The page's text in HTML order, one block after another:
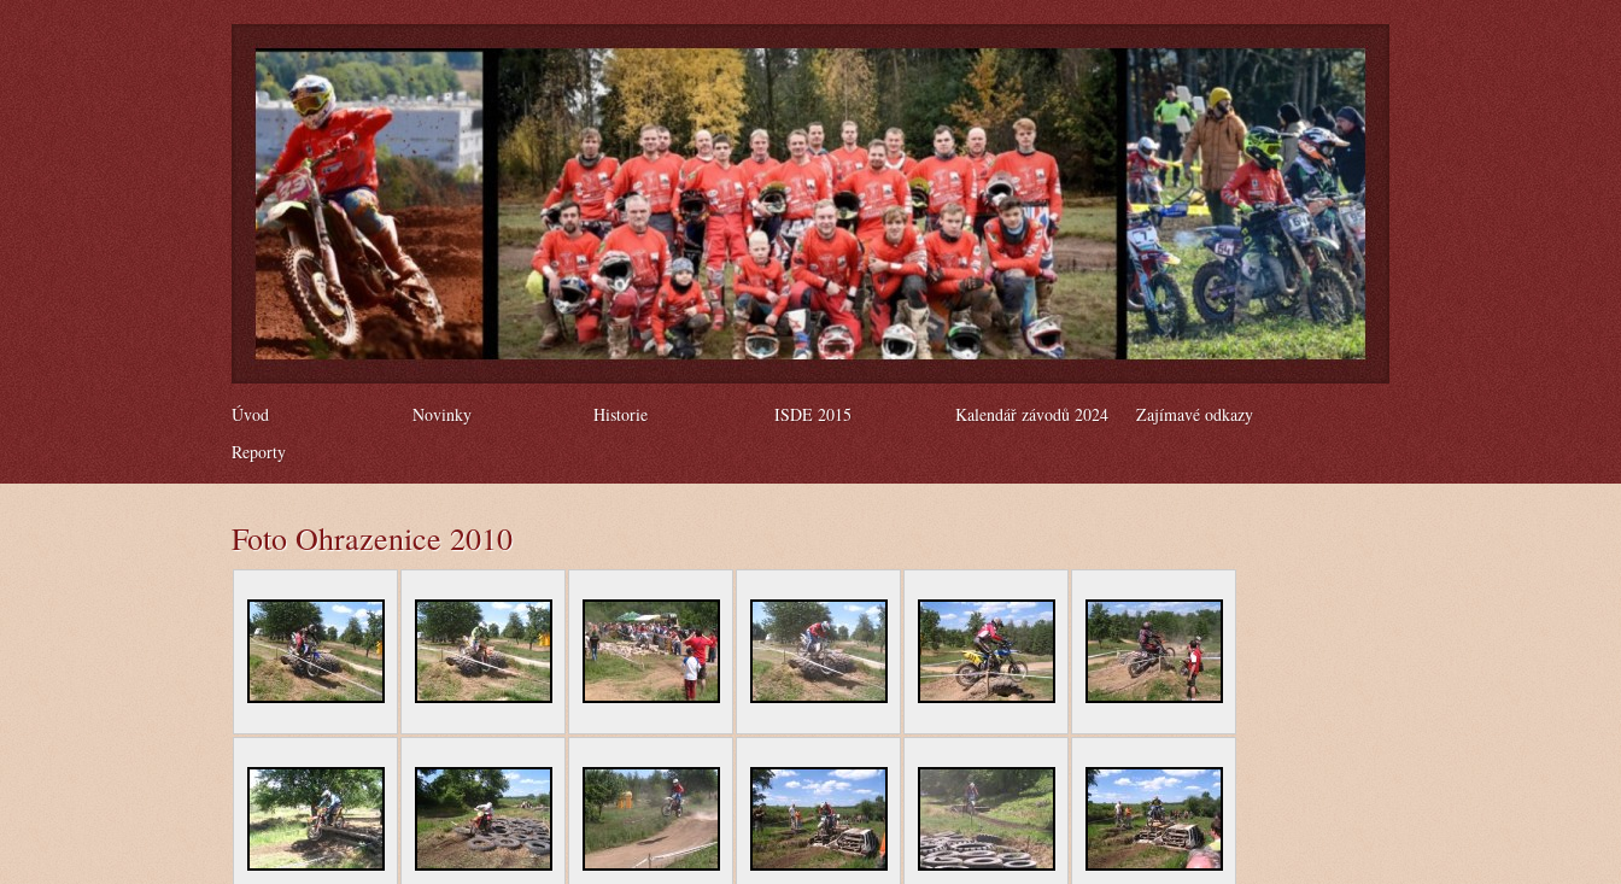
Úvod Novinky Historie ISDE 2015 Kalendář závodů 2024
Zajímavé odkazy
Reporty
Foto Ohrazenice 2010